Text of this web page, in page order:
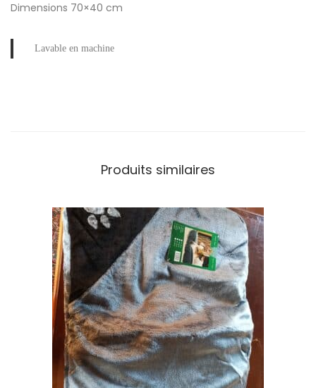
Dimensions 70×40 cm
Lavable en machine
Produits similaires